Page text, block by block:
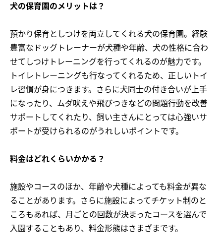
犬の保育園のメリットは？
預かり保育としつけを両立してくれる犬の保育園。経験
豊富なドッグトレーナーが犬種や年齢、犬の性格に合わ
せてしつけトレーニングを行ってくれるのが魅力です。
トイレトレーニングも行なってくれるため、正しいトイ
レ習慣が身につきます。さらに犬同士の付き合いが上手
になったり、ムダ吠えや飛びつきなどの問題行動を改善
サポートしてくれたり、飼い主さんにとっては心強いサ
ポートが受けられるのがうれしいポイントです。
料金はどれくらいかかる？
施設やコースのほか、年齢や犬種によっても料金が異な
ることがあります。さらに施設によってチケット制のと
ころもあれば、月ごとの回数が決まったコースを選んで
入園することもあり、料金形態はさまざまです。